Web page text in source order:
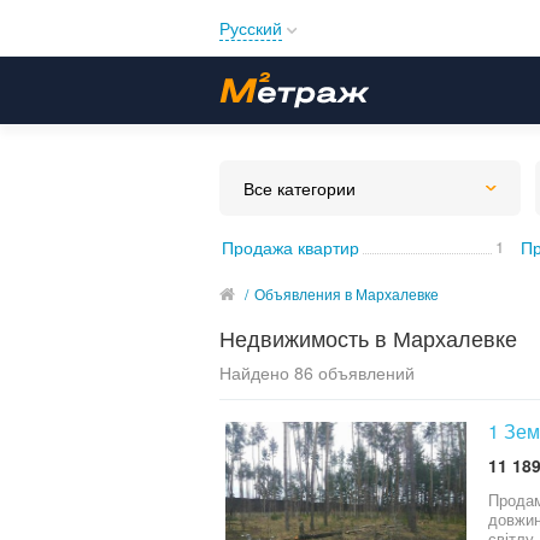
Русский
Українська
Все категории
Продажа квартир 1
/ Объявления в Мархалевке
Недвижимость в Мархалевке
Найдено 86 объявлений
1
11
довжину. Поряд з земельною ділянкою проходить газова труба середнього тиску, а